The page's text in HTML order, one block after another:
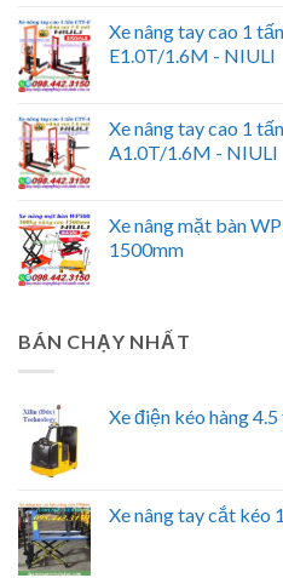
Xe nâng tay cao 1
E1.0T/1.6M - NIULI
Xe nâng tay cao 1
A1.0T/1.6M - NIULI
Xe nâng mặt bàn
1500mm
BÁN CHẠY NHẤT
Xe điện kéo hàng
Xe nâng tay cắt kéo